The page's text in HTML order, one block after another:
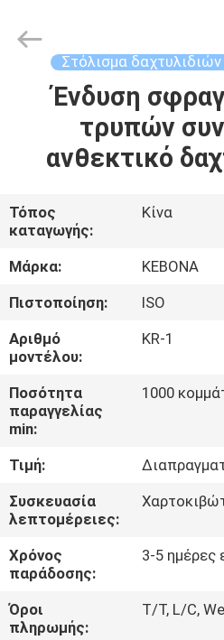
ΣΠΊΤΙ
ΠΡΟΪΌΝΤΑ
ΠΕΡΊΠΟΥ
ΕΜΕΊΣ
ΓΎΡΟΣ
ΕΡΓΟΣΤΑΣΊΩΝ
ΠΟΙΟΤΙΚΌΣ
ΈΛΕΓΧΟΣ
ΜΑΣ
ΕΛΆΤΕ
ΕΠΑΦΉ
ΜΕ
Στόλισμα
Ένδυση
τρυπών
ανθεκτικό
Τόπος
καταγωγής:
Κίνα
Μάρκα:
KEBONA
Πιστοποίηση:
ISO
Αριθμό
μοντέλου:
KR-1
Ποσότητα
παραγγελίας
min:
1000
Τιμή:
Συσκευασία
λεπτομέρειες:
Χρόνος
παράδοσης:
3-5 ημέρες
Όροι
πληρωμής:
T/T, L/C,